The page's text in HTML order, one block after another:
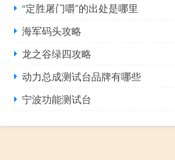
“定胜屠门嚼”的出处是哪里
海军码头攻略
龙之谷绿四攻略
动力总成测试台品牌有哪些
宁波功能测试台